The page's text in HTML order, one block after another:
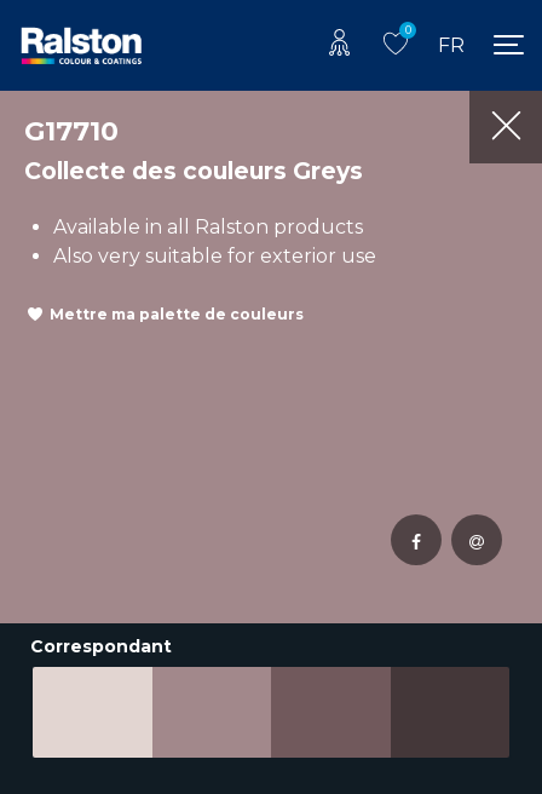
0
FR
G17710
Collecte des couleurs Greys
Available in all Ralston products
Also very suitable for exterior use
Mettre ma palette de couleurs
Correspondant